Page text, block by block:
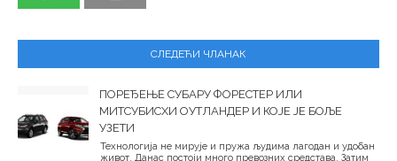
СЛЕДЕЋИ ЧЛАНАК
ПОРЕЂЕЊЕ СУБАРУ ФОРЕСТЕР ИЛИ
МИТСУБИСХИ ОУТЛАНДЕР И КОЈЕ ЈЕ БОЉЕ
УЗЕТИ
Технологија не мирује и пружа људима лагодан и удобан
живот. Данас постоји много превозних средстава. Затим